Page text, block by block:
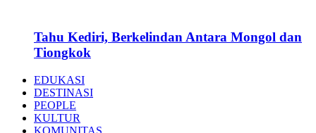
Tahu Kediri, Berkelindan Antara Mongol dan
Tiongkok
EDUKASI
DESTINASI
PEOPLE
KULTUR
KOMUNITAS